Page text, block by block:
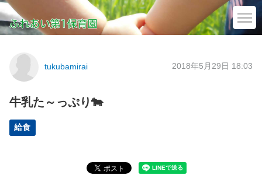
tukubamirai 2018年5月29日 18:03
牛乳た～っぷり🐄
給食